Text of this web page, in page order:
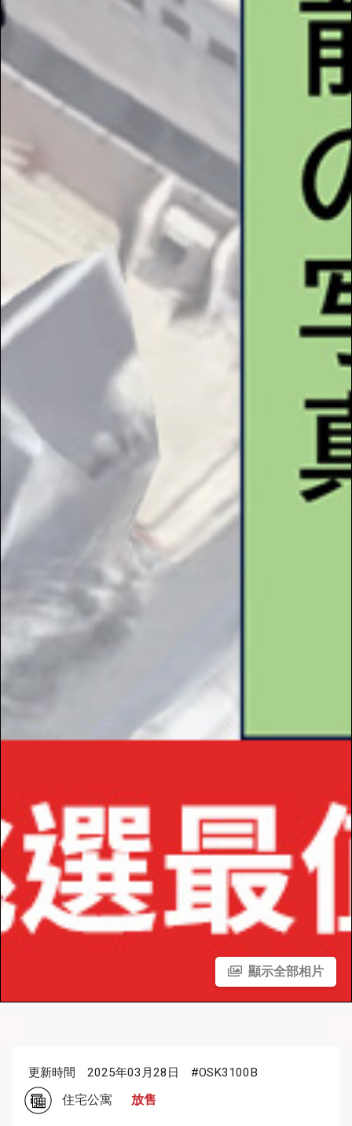
顯示全部相片
更新時間 2025年03月28日 #OSK3100B
住宅公寓 放售